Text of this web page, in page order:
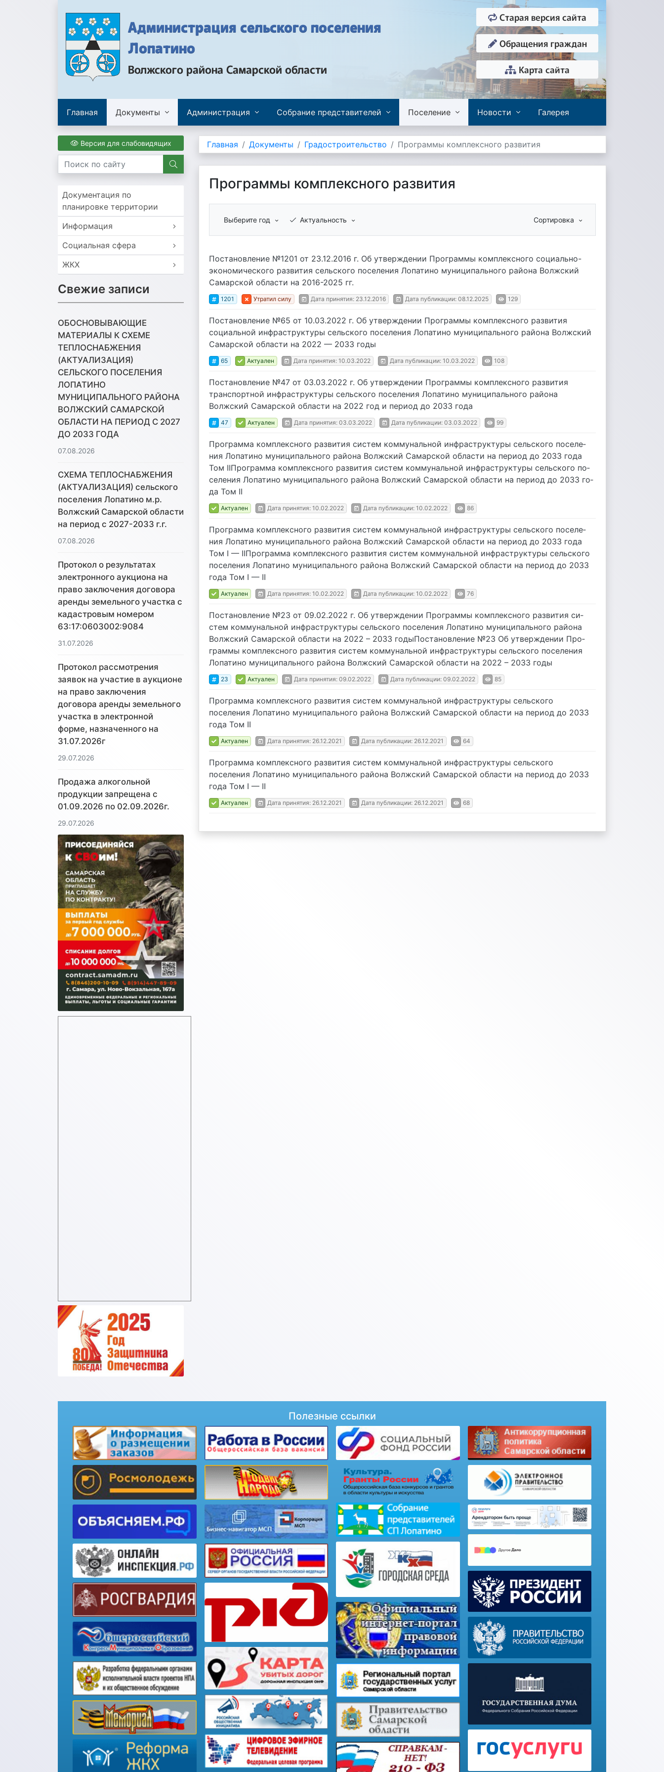
Администрация сельского поселения
Лопатино
Волжского района Самарской области
Старая версия сайта
Обращения граждан
Карта сайта
Главная Документы Администрация Собрание представителей Поселение Новости Галерея
Версия для слабовидящих
Документация по
планировке территории
Информация
Социальная сфера
ЖКХ
Свежие записи
ОБОСНОВЫВАЮЩИЕ
МАТЕРИАЛЫ К СХЕМЕ
ТЕПЛОСНАБЖЕНИЯ
(АКТУАЛИЗАЦИЯ)
СЕЛЬСКОГО ПОСЕЛЕНИЯ
ЛОПАТИНО
МУНИЦИПАЛЬНОГО РАЙОНА
ВОЛЖСКИЙ САМАРСКОЙ
ОБЛАСТИ НА ПЕРИОД С 2027
ДО 2033 ГОДА
07.08.2026
СХЕМА ТЕПЛОСНАБЖЕНИЯ
(АКТУАЛИЗАЦИЯ) сельского
поселения Лопатино м.р.
Волжский Самарской области
на период с 2027-2033 г.г.
07.08.2026
Протокол о результатах
электронного аукциона на
право заключения договора
аренды земельного участка с
кадастровым номером
63:17:0603002:9084
31.07.2026
Протокол рассмотрения
заявок на участие в аукционе
на право заключения
договора аренды земельного
участка в электронной
форме, назначенного на
31.07.2026г
29.07.2026
Продажа алкогольной
продукции запрещена с
01.09.2026 по 02.09.2026г.
29.07.2026
Главная Документы Градостроительство Программы комплексного развития
Программы комплексного развития
Выберите год Актуальность Сортировка
Постановление №1201 от 23.12.2016 г. Об утверждении Программы комплексного социально-
экономического развития сельского поселения Лопатино муниципального района Волжский
Самарской области на 2016-2025 гг.
1201 Утратил силу Дата принятия: 23.12.2016 Дата публикации: 08.12.2025 129
Постановление №65 от 10.03.2022 г. Об утверждении Программы комплексного развития
социальной инфраструктуры сельского поселения Лопатино муниципального района Волжский
Самарской области на 2022 — 2033 годы
65 Актуален Дата принятия: 10.03.2022 Дата публикации: 10.03.2022 108
Постановление №47 от 03.03.2022 г. Об утверждении Программы комплексного развития
транспортной инфраструктуры сельского поселения Лопатино муниципального района
Волжский Самарской области на 2022 год и период до 2033 года
47 Актуален Дата принятия: 03.03.2022 Дата публикации: 03.03.2022 99
Про­грам­ма ком­плекс­но­го раз­ви­тия си­стем ком­му­наль­ной ин­фра­струк­ту­ры сель­ско­го по­се­ле­
ния Ло­па­ти­но му­ни­ци­паль­но­го рай­о­на Волж­ский Са­мар­ской об­ла­сти на пе­ри­од до 2033 го­да
Том IIПро­грам­ма ком­плекс­но­го раз­ви­тия си­стем ком­му­наль­ной ин­фра­струк­ту­ры сель­ско­го по­
се­ле­ния Ло­па­ти­но му­ни­ци­паль­но­го рай­о­на Волж­ский Са­мар­ской об­ла­сти на пе­ри­од до 2033 го­
да Том II
Актуален Дата принятия: 10.02.2022 Дата публикации: 10.02.2022 86
Про­грам­ма ком­плекс­но­го раз­ви­тия си­стем ком­му­наль­ной ин­фра­струк­ту­ры сель­ско­го по­се­ле­
ния Ло­па­ти­но му­ни­ци­паль­но­го рай­о­на Волж­ский Са­мар­ской об­ла­сти на пе­ри­од до 2033 го­да
Том I — IIПро­грам­ма ком­плекс­но­го раз­ви­тия си­стем ком­му­наль­ной ин­фра­струк­ту­ры сель­ско­го
по­се­ле­ния Ло­па­ти­но му­ни­ци­паль­но­го рай­о­на Волж­ский Са­мар­ской об­ла­сти на пе­ри­од до 2033
го­да Том I — II
Актуален Дата принятия: 10.02.2022 Дата публикации: 10.02.2022 76
По­ста­нов­ле­ние №23 от 09.02.2022 г. Об утвер­жде­нии Про­грам­мы ком­плекс­но­го раз­ви­тия си­
стем ком­му­наль­ной ин­фра­струк­ту­ры сель­ско­го по­се­ле­ния Ло­па­ти­но му­ни­ци­паль­но­го рай­о­на
Волж­ский Са­мар­ской об­ла­сти на 2022 – 2033 го­дыПо­ста­нов­ле­ние №23 Об утвер­жде­нии Про­
грам­мы ком­плекс­но­го раз­ви­тия си­стем ком­му­наль­ной ин­фра­струк­ту­ры сель­ско­го по­се­ле­ния
Ло­па­ти­но му­ни­ци­паль­но­го рай­о­на Волж­ский Са­мар­ской об­ла­сти на 2022 – 2033 го­ды
23 Актуален Дата принятия: 09.02.2022 Дата публикации: 09.02.2022 85
Программа комплексного развития систем коммунальной инфраструктуры сельского
поселения Лопатино муниципального района Волжский Самарской области на период до 2033
года Том II
Актуален Дата принятия: 26.12.2021 Дата публикации: 26.12.2021 64
Программа комплексного развития систем коммунальной инфраструктуры сельского
поселения Лопатино муниципального района Волжский Самарской области на период до 2033
года Том I — II
Актуален Дата принятия: 26.12.2021 Дата публикации: 26.12.2021 68
Полезные ссылки